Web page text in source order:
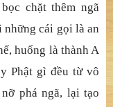
chặt thêm ngã
những cái gọi là an
huống là thành A
Phật gì đều từ vô
phá ngã, lại tạo